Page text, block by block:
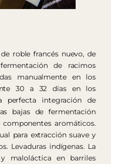
roble francés nuevo, de
de racimos
manualmente en los
30 a 32 días en los
perfecta integración de
bajas de fermentación
aromáticos.
para extracción suave y
Levaduras indígenas. La
maloláctica en barriles